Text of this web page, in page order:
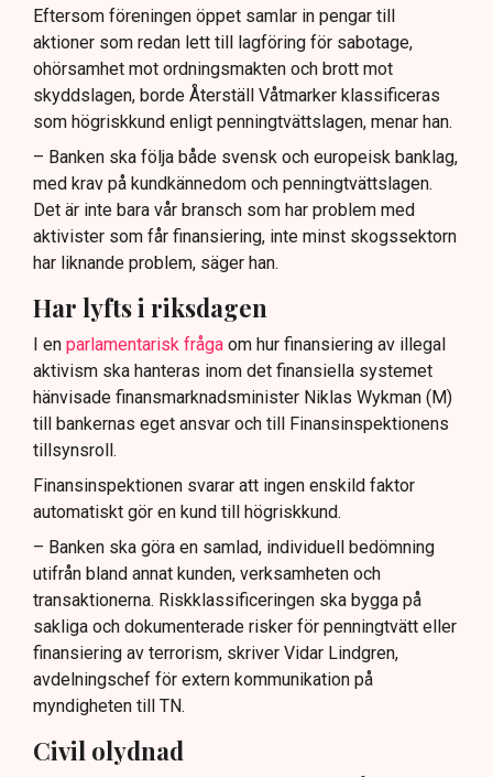
Eftersom föreningen öppet samlar in pengar till
aktioner som redan lett till lagföring för sabotage,
ohörsamhet mot ordningsmakten och brott mot
skyddslagen, borde Återställ Våtmarker klassificeras
som högriskkund enligt penningtvättslagen, menar han.
– Banken ska följa både svensk och europeisk banklag,
med krav på kundkännedom och penningtvättslagen.
Det är inte bara vår bransch som har problem med
aktivister som får finansiering, inte minst skogssektorn
har liknande problem, säger han.
Har lyfts i riksdagen
I en parlamentarisk fråga om hur finansiering av illegal
aktivism ska hanteras inom det finansiella systemet
hänvisade finansmarknadsminister Niklas Wykman (M)
till bankernas eget ansvar och till Finansinspektionens
tillsynsroll.
Finansinspektionen svarar att ingen enskild faktor
automatiskt gör en kund till högriskkund.
– Banken ska göra en samlad, individuell bedömning
utifrån bland annat kunden, verksamheten och
transaktionerna. Riskklassificeringen ska bygga på
sakliga och dokumenterade risker för penningtvätt eller
finansiering av terrorism, skriver Vidar Lindgren,
avdelningschef för extern kommunikation på
myndigheten till TN.
Civil olydnad